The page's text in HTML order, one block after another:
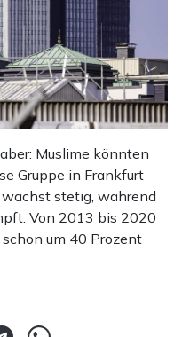
Muslime könnten
Gruppe in Frankfurt
stetig, während
Von 2013 bis 2020
um 40 Prozent